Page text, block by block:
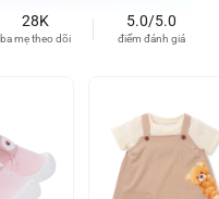
28K
ba mẹ theo dõi
5.0/5.0
điểm đánh giá